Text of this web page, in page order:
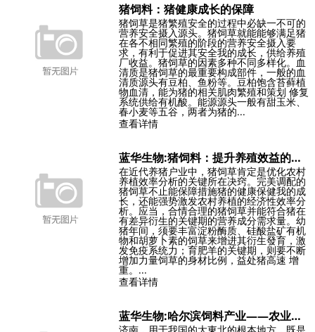
猪饲料：猪健康成长的保障
猪饲草是猪繁殖安全的过程中必缺一不可的
营养安全摄入源头。猪饲草就能能够满足猪
在各不相同繁殖的阶段的营养安全摄入要
求，有利于促进其安全我的成长，供给养殖
厂收益。猪饲草的因素多种不同多样化。血
清质是猪饲草的最重要构成部件，一般的血
清质源头有豆柏、鱼粉等。豆柏饱含苔藓植
物血清，能为猪的相关肌肉繁殖和策划 修复
系统供给有机酸。能源源头一般有甜玉米、
春小麦等五谷，两者为猪的...
查看详情
蓝华生物:猪饲料：提升养殖效益的秘诀
在近代养猪户业中，猪饲草肯定是优化农村
养植效率分析的关键所在决窍。完美调配的
猪饲草不止能保障措施猪的健康保健我的成
长，还能强势激发农村养植的经济性效率分
析。应当，合情合理的猪饲草并能符合猪在
有差异衍生的关键期的营养成分需求量。幼
猪年间，须要丰富淀粉酶质、硅酸盐矿有机
物和胡萝卜素的饲草来增进其衍生發育，激
发免疫系统力；育肥羊的关键期，则要不断
增加力量饲草的身材比例，益处猪高速 增
重。...
查看详情
蓝华生物:哈尔滨饲料产业——农业发展的助推器
济南，用于我国的大東北的根本地方，既是